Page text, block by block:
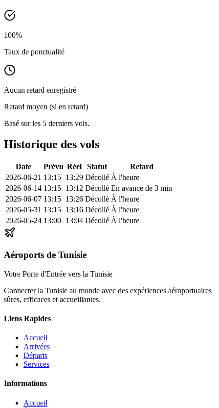
100%
Taux de ponctualité
Aucun retard enregistré
Retard moyen (si en retard)
Basé sur les 5 derniers vols.
Historique des vols
Date Prévu Réel Statut
Retard
2026-06-21 13:15 13:29 Décollé À l'heure
2026-06-14 13:15 13:12 Décollé En avance de 3 min
2026-06-07 13:15 13:26 Décollé À l'heure
2026-05-31 13:15 13:16 Décollé À l'heure
2026-05-24 13:00 13:04 Décollé À l'heure
Aéroports de Tunisie
Votre Porte d'Entrée vers la Tunisie
Connecter la Tunisie au monde avec des expériences aéroportuaires
sûres, efficaces et accueillantes.
Liens Rapides
Accueil
Arrivées
Départs
Services
Informations
Accueil